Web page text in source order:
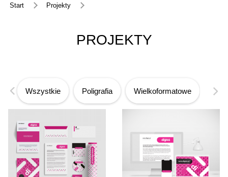
Start Projekty
PROJEKTY
Wszystkie Poligrafia Wielkoformatowe